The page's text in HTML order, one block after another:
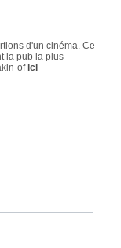
d'un cinéma. Ce
la pub la plus
of ici